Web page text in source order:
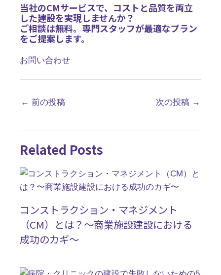
当社のCMサービスで、コストと品質を両立
した建設を実現しませんか？
ご相談は無料。専門スタッフが最適なプラン
をご提案します。
お問い合わせ
← 前の投稿 次の投稿 →
Related Posts
コンストラクション・マネジメント
（CM）とは？〜商業施設建設における
成功のカギ〜